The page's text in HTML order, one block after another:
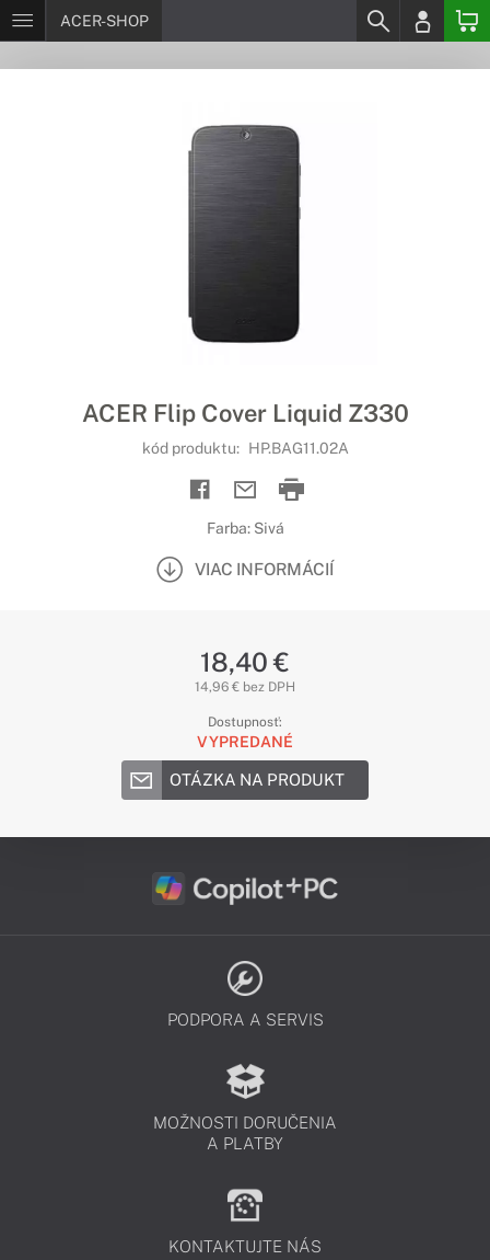
ACER-SHOP
ACER Flip Cover Liquid Z330
kód produktu: HP.BAG11.02A
Farba: Sivá
VIAC INFORMÁCIÍ
18,40 €
14,96 € bez DPH
Dostupnosť:
VYPREDANÉ
OTÁZKA NA PRODUKT
PODPORA A SERVIS
MOŽNOSTI DORUČENIA
A PLATBY
KONTAKTUJTE NÁS